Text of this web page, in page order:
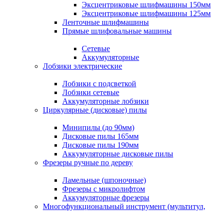
Эксцентриковые шлифмашины 150мм
Эксцентриковые шлифмашины 125мм
Ленточные шлифмашины
Прямые шлифовальные машины
Сетевые
Аккумуляторные
Лобзики электрические
Лобзики с подсветкой
Лобзики сетевые
Аккумуляторные лобзики
Циркулярные (дисковые) пилы
Минипилы (до 90мм)
Дисковые пилы 165мм
Дисковые пилы 190мм
Аккумуляторные дисковые пилы
Фрезеры ручные по дереву
Ламельные (шпоночные)
Фрезеры с микролифтом
Аккумуляторные фрезеры
Многофункциональный инструмент (мультитул,